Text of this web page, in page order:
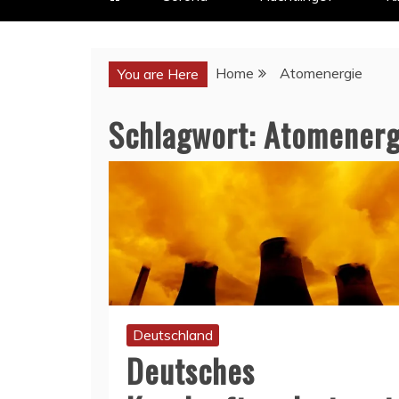
You are Here Home Atomenergie
Schlagwort:
Deutschland
Deutsches